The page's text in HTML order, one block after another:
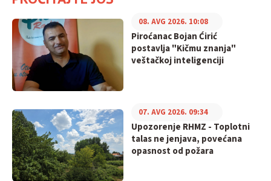
Piroćanac Bojan Ćirić
postavlja "Kičmu znanja"
veštačkoj inteligenciji
08. AVG 2026. 10:08
Upozorenje RHMZ - Toplotni
talas ne jenjava, povećana
opasnost od požara
07. AVG 2026. 09:34